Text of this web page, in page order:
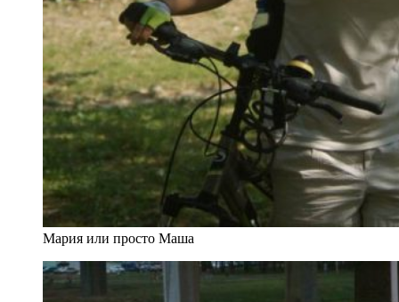
Мария или просто Маша